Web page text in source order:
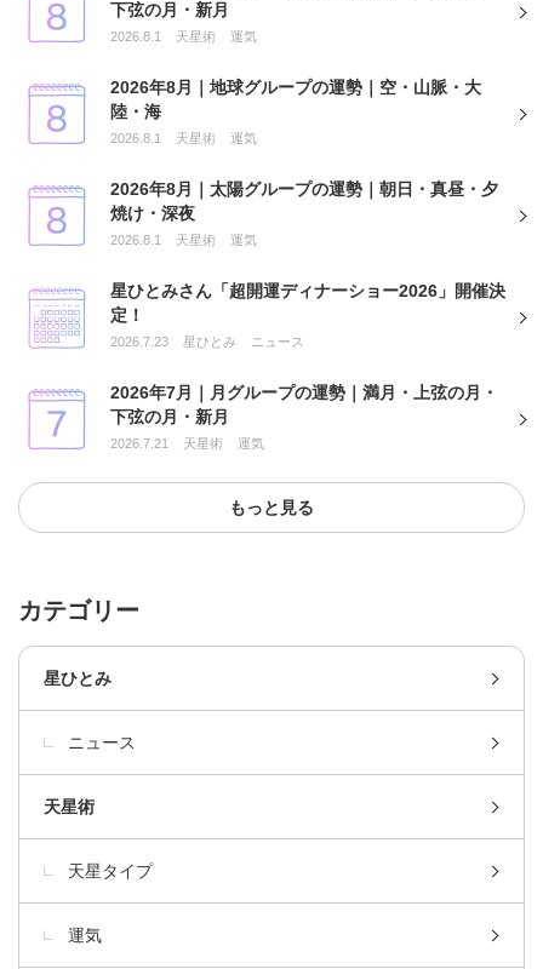
下弦の月・新月
2026.8.1 天星術 運気
2026年8月｜地球グループの運勢｜空・山脈・大
陸・海
2026.8.1 天星術 運気
2026年8月｜太陽グループの運勢｜朝日・真昼・夕
焼け・深夜
2026.8.1 天星術 運気
星ひとみさん「超開運ディナーショー2026」開催決
定！
2026.7.23 星ひとみ ニュース
2026年7月｜月グループの運勢｜満月・上弦の月・
下弦の月・新月
2026.7.21 天星術 運気
もっと見る
カテゴリー
星ひとみ
ニュース
天星術
天星タイプ
運気